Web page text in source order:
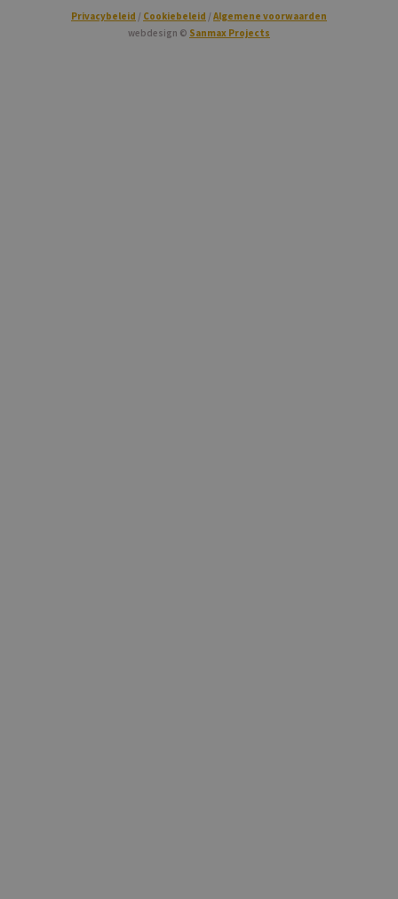
Privacybeleid Cookiebeleid
Algemene voorwaarden
webdesign © Sanmax Projects